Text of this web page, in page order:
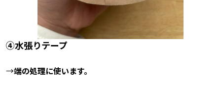
④水張りテープ
→端の処理に使います。